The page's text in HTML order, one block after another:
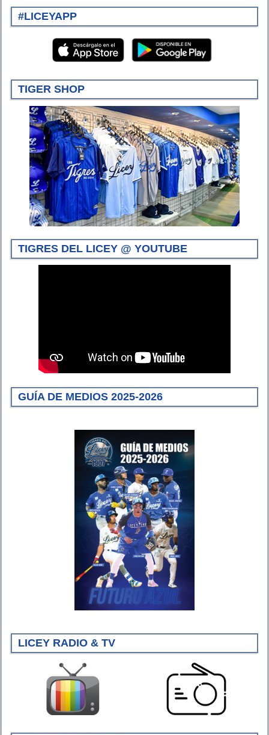
#LICEYAPP
TIGER SHOP
TIGRES DEL LICEY @ YOUTUBE
GUÍA DE MEDIOS 2025-2026
LICEY RADIO & TV